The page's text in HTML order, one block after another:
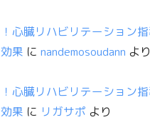
心臓リハビリテーション
果 に nandemosoudann より
心臓リハビリテーション
果 に リガサポ より